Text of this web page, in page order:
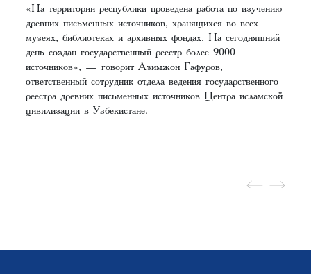
«На территории республики проведена работа по изучению
древних письменных источников, хранящихся во всех
музеях, библиотеках и архивных фондах. На сегодняшний
день создан государственный реестр более 9000
источников», — говорит Азимжон Гафуров,
ответственный сотрудник отдела ведения государственного
реестра древних письменных источников Центра исламской
цивилизации в Узбекистане.